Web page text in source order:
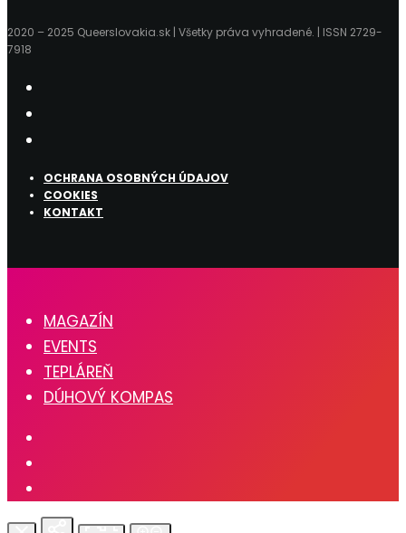
2020 – 2025 Queerslovakia.sk | Všetky práva vyhradené. | ISSN 2729-
7918
OCHRANA OSOBNÝCH ÚDAJOV
COOKIES
KONTAKT
MAGAZÍN
EVENTS
TEPLÁREŇ
DÚHOVÝ KOMPAS